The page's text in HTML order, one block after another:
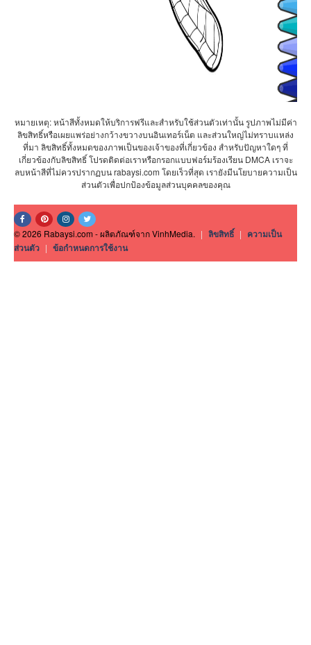
หมายเหตุ: หน้าสีทั้งหมดให้บริการฟรีและสำหรับใช้ส่วนตัวเท่านั้น รูปภาพไม่มีค่า
ลิขสิทธิ์หรือเผยแพร่อย่างกว้างขวางบนอินเทอร์เน็ต และส่วนใหญ่ไม่ทราบแหล่ง
ที่มา ลิขสิทธิ์ทั้งหมดของภาพเป็นของเจ้าของที่เกี่ยวข้อง สำหรับปัญหาใดๆ ที่
เกี่ยวข้องกับลิขสิทธิ์ โปรดติดต่อเราหรือกรอกแบบฟอร์มร้องเรียน DMCA เราจะ
ลบหน้าสีที่ไม่ควรปรากฏบน rabaysi.com โดยเร็วที่สุด เรายังมีนโยบายความเป็น
ส่วนตัวเพื่อปกป้องข้อมูลส่วนบุคคลของคุณ
© 2026 Rabaysi.com - ผลิตภัณฑ์จาก VinhMedia. | ลิขสิทธิ์ | ความเป็น
ส่วนตัว | ข้อกำหนดการใช้งาน